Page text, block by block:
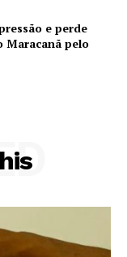
e perde
Maracanã pelo